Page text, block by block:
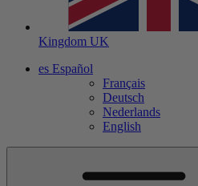
Kingdom UK
es Español
Français
Deutsch
Nederlands
English